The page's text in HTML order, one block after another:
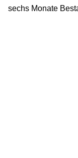
sechs Monate